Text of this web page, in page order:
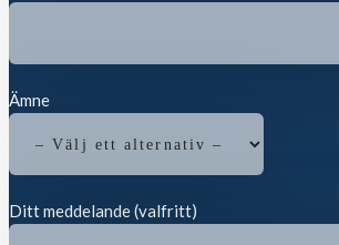
Ämne
Ditt meddelande (valfritt)